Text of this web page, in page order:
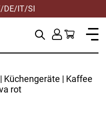
DE/IT/SI
| Küchengeräte | Kaffee
rot